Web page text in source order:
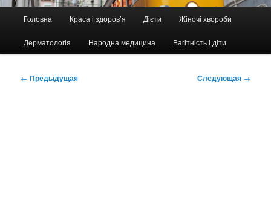
Головна Краса і здоров’я Дієти Жіночі хвороби
Дерматологія Народна медицина Вагітність і діти
Навигация
← Предыдущая Следующая →